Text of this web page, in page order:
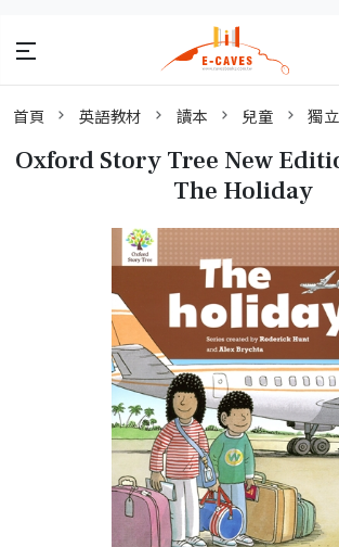
首頁 英語教材 讀本 兒童 獨
Oxford Story Tree New
The Holiday